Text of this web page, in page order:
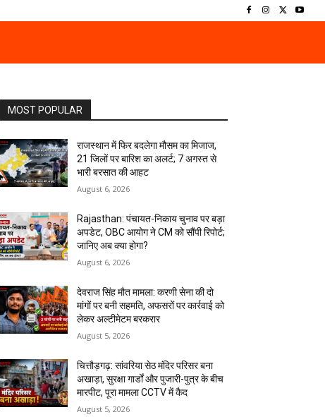
MOST POPULAR
राजस्थान में फिर बदलेगा मौसम का मिजाज,
21 जिलों पर बारिश का अलर्ट; 7 अगस्त से
भारी बरसात की आहट
August 6, 2026
Rajasthan: पंचायत-निकाय चुनाव पर बड़ा
अपडेट, OBC आयोग ने CM को सौंपी रिपोर्ट;
जानिए अब क्या होगा?
August 6, 2026
देवराज सिंह मौत मामला: करणी सेना की दो
मांगों पर बनी सहमति, अफसरों पर कार्रवाई को
लेकर अल्टीमेटम बरकरार
August 5, 2026
चित्तौड़गढ़: सांवरिया सेठ मंदिर परिसर बना
अखाड़ा, सुरक्षा गार्डों और पुजारी-पुत्र के बीच
मारपीट, पूरा मामला CCTV में कैद
August 5, 2026